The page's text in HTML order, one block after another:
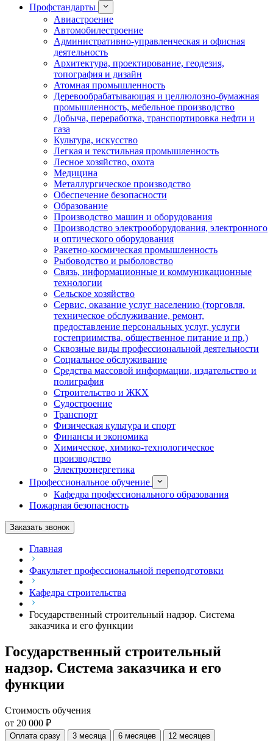
Профстандарты
Авиастроение
Автомобилестроение
Административно-управленческая и офисная
деятельность
Архитектура, проектирование, геодезия,
топография и дизайн
Атомная промышленность
Деревообрабатывающая и целлюлозно-бумажная
промышленность, мебельное производство
Добыча, переработка, транспортировка нефти и
газа
Культура, искусство
Легкая и текстильная промышленность
Лесное хозяйство, охота
Медицина
Металлургическое производство
Обеспечение безопасности
Образование
Производство машин и оборудования
Производство электрооборудования, электронного
и оптического оборудования
Ракетно-космическая промышленность
Рыбоводство и рыболовство
Связь, информационные и коммуникационные
технологии
Сельское хозяйство
Сервис, оказание услуг населению (торговля,
техническое обслуживание, ремонт,
предоставление персональных услуг, услуги
гостеприимства, общественное питание и пр.)
Сквозные виды профессиональной деятельности
Социальное обслуживание
Средства массовой информации, издательство и
полиграфия
Строительство и ЖКХ
Судостроение
Транспорт
Физическая культура и спорт
Финансы и экономика
Химическое, химико-технологическое
производство
Электроэнергетика
Профессиональное обучение
Кафедра профессионального образования
Пожарная безопасность
Заказать звонок
Главная
Факультет профессиональной переподготовки
Кафедра строительства
Государственный строительный надзор. Система
заказчика и его функции
Государственный строительный
надзор. Система заказчика и его
функции
Стоимость обучения
от 20 000 ₽
Оплата сразу 3 месяца 6 месяцев 12 месяцев